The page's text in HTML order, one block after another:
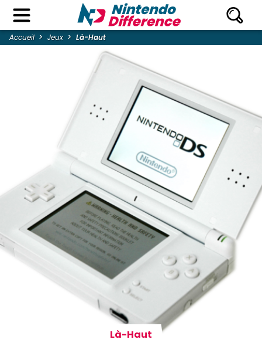
Accueil Jeux Là-Haut
Là-Haut